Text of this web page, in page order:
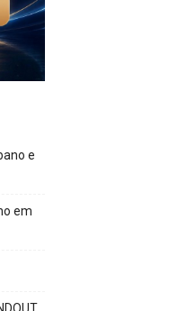
e
em